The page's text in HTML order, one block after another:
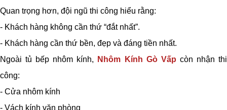
Quan trọng hơn, đội ngũ thi công hiểu rằng:
- Khách hàng không cần thứ “đắt nhất”.
- Khách hàng cần thứ bền, đẹp và đáng tiền nhất.
Ngoài tủ bếp nhôm kính,
Nhôm Kính Gò Vấp còn nhận thi
công:
- Cửa nhôm kính
- Vách kính văn phòng